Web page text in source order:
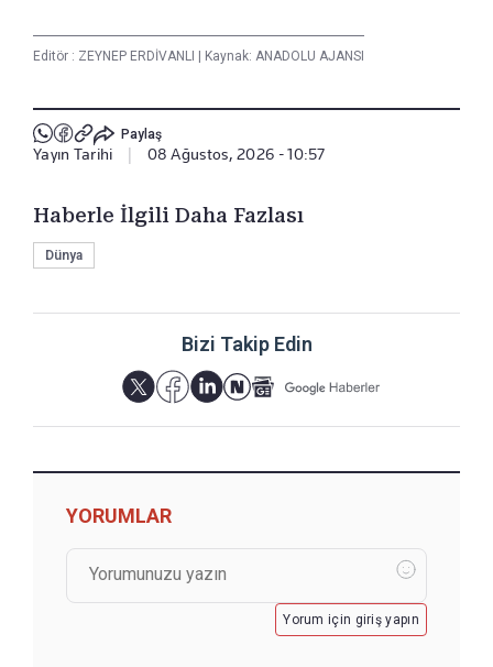
Editör : ZEYNEP ERDİVANLI | Kaynak: ANADOLU AJANSI
Paylaş
Yayın Tarihi 08 Ağustos, 2026 - 10:57
Haberle İlgili Daha Fazlası
Dünya
Bizi Takip Edin
YORUMLAR
Yorum için giriş yapın